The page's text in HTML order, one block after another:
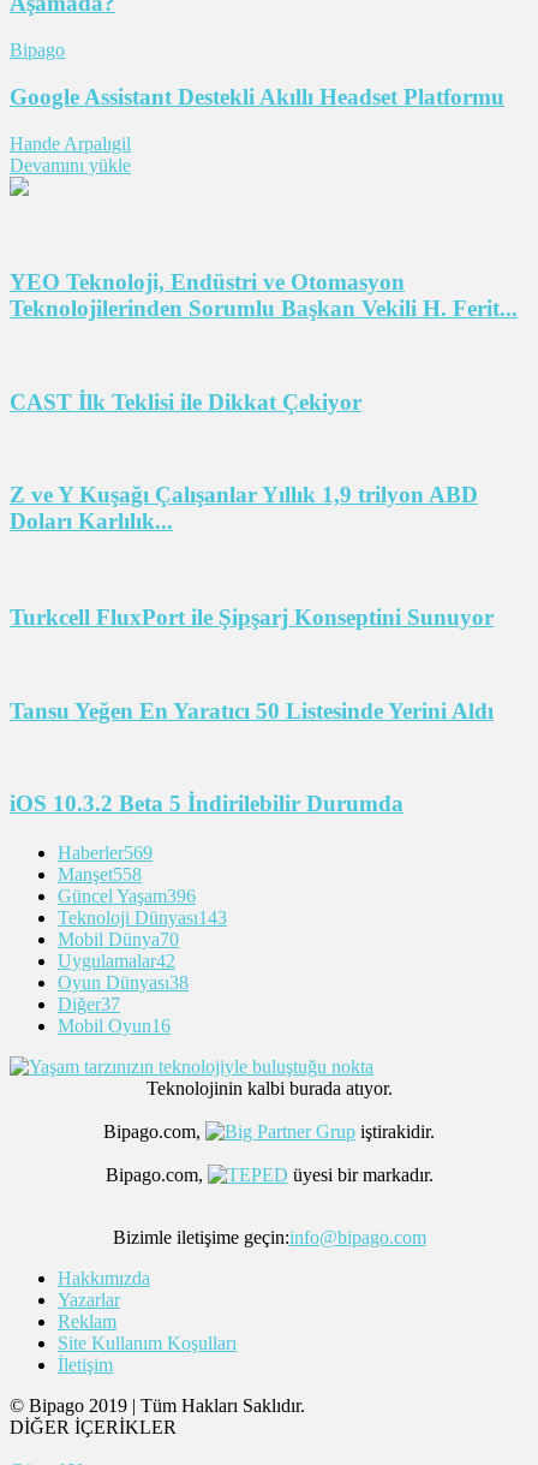
Bipago
Google Assistant Destekli Akıllı Headset Platformu
Hande Arpalıgil
Devamını yükle
YEO Teknoloji, Endüstri ve Otomasyon
Teknolojilerinden Sorumlu Başkan Vekili H. Ferit...
CAST İlk Teklisi ile Dikkat Çekiyor
Z ve Y Kuşağı Çalışanlar Yıllık 1,9 trilyon ABD
Doları Karlılık...
Turkcell FluxPort ile Şipşarj Konseptini Sunuyor
Tansu Yeğen En Yaratıcı 50 Listesinde Yerini Aldı
iOS 10.3.2 Beta 5 İndirilebilir Durumda
Haberler569
Manşet558
Güncel Yaşam396
Teknoloji Dünyası143
Mobil Dünya70
Uygulamalar42
Oyun Dünyası38
Diğer37
Mobil Oyun16
Teknolojinin kalbi burada atıyor.
Bipago.com, iştirakidir.
Bipago.com, üyesi bir markadır.
Bizimle iletişime geçin:info@bipago.com
Hakkımızda
Yazarlar
Reklam
Site Kullanım Koşulları
İletişim
© Bipago 2019 | Tüm Hakları Saklıdır.
DİĞER İÇERİKLER